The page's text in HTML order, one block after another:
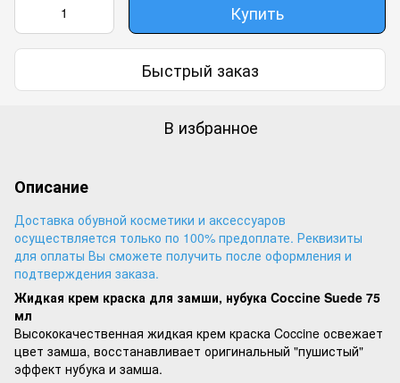
Купить
Быстрый заказ
В избранное
Описание
Доставка обувной косметики и аксессуаров
осуществляется только по 100% предоплате. Реквизиты
для оплаты Вы сможете получить после оформления и
подтверждения заказа.
Жидкая крем краска для замши, нубука Coccine Suede 75
мл
Высококачественная жидкая крем краска Coccine освежает
цвет замша, восстанавливает оригинальный "пушистый"
эффект нубука и замша.